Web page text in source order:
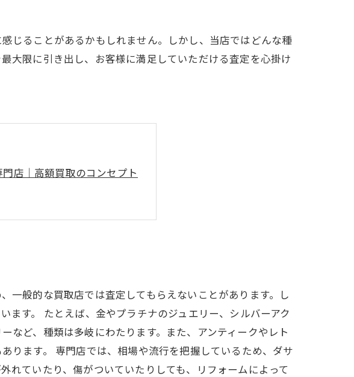
じることがあるかもしれません。しかし、当店ではどんな種
大限に引き出し、お客様に満足していただける査定を心掛け
店｜高額買取のコンセプト
一般的な買取店では査定してもらえないことがあります。し
ます。 たとえば、金やプラチナのジュエリー、シルバーアク
など、種類は多岐にわたります。また、アンティークやレト
ります。 専門店では、相場や流行を把握しているため、ダサ
れていたり、傷がついていたりしても、リフォームによって